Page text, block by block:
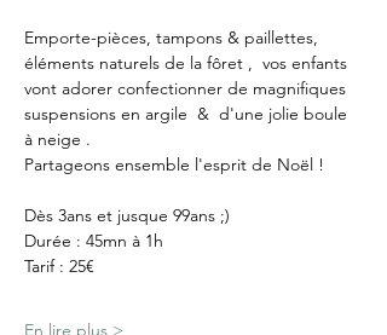
Emporte-pièces, tampons & paillettes,
éléments naturels de la fôret ,  vos enfants
vont adorer confectionner de magnifiques
suspensions en argile  &  d'une jolie boule
à neige .
Partageons ensemble l'esprit de Noël !
Dès 3ans et jusque 99ans ;)
Durée : 45mn à 1h
Tarif : 25€
En lire plus >